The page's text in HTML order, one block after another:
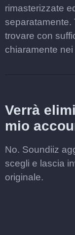
rimasterizzate
separatamente.
trovare con
chiaramente
Verrà
mio
No. Soundiiz
scegli e lascia
originale.